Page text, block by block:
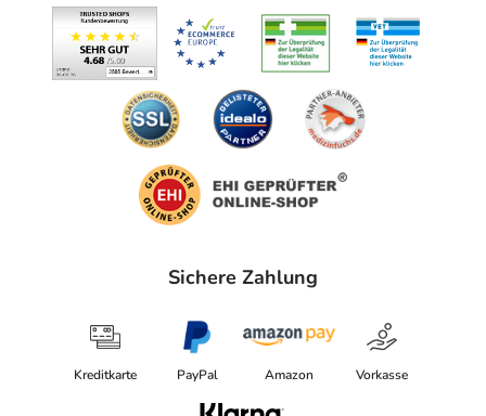
Sichere Zahlung
Kreditkarte PayPal Amazon Vorkasse